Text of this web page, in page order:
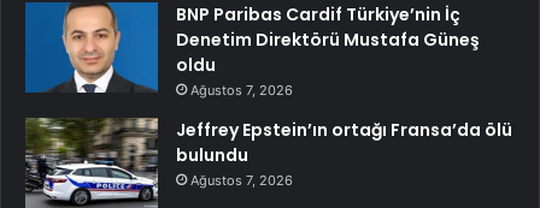
BNP Paribas Cardif Türkiye’nin İç
Denetim Direktörü Mustafa Güneş
oldu
Ağustos 7, 2026
Jeffrey Epstein’ın ortağı Fransa’da ölü
bulundu
Ağustos 7, 2026